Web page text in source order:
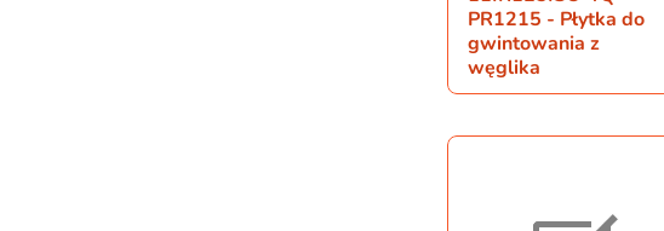
PR1215 - Płytka do
gwintowania z
węglika